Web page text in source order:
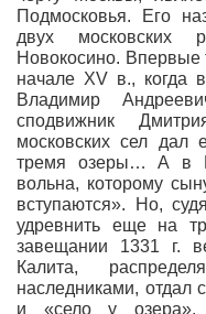
Подмосковья. Его
двух московских
Новокосино. Впервые
начале XV в., когда
Владимир
сподвижник
московских сел дал
тремя озеры… А в
вольна, которому
вступаются». Но,
удревнить еще на
завещании 1331 г.
Калита,
наследниками, отдал
и «село у озера».